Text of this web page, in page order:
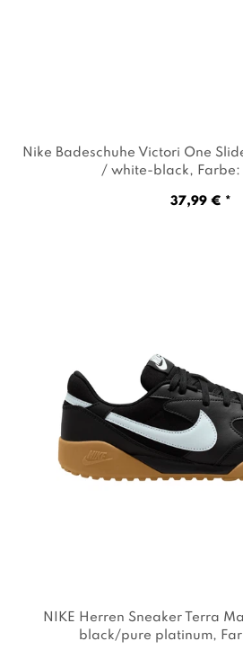
Nike Badeschuhe Victori One
/ white-black ,
37,99 € *
NIKE Herren Sneaker Terra
black/pure platinum,